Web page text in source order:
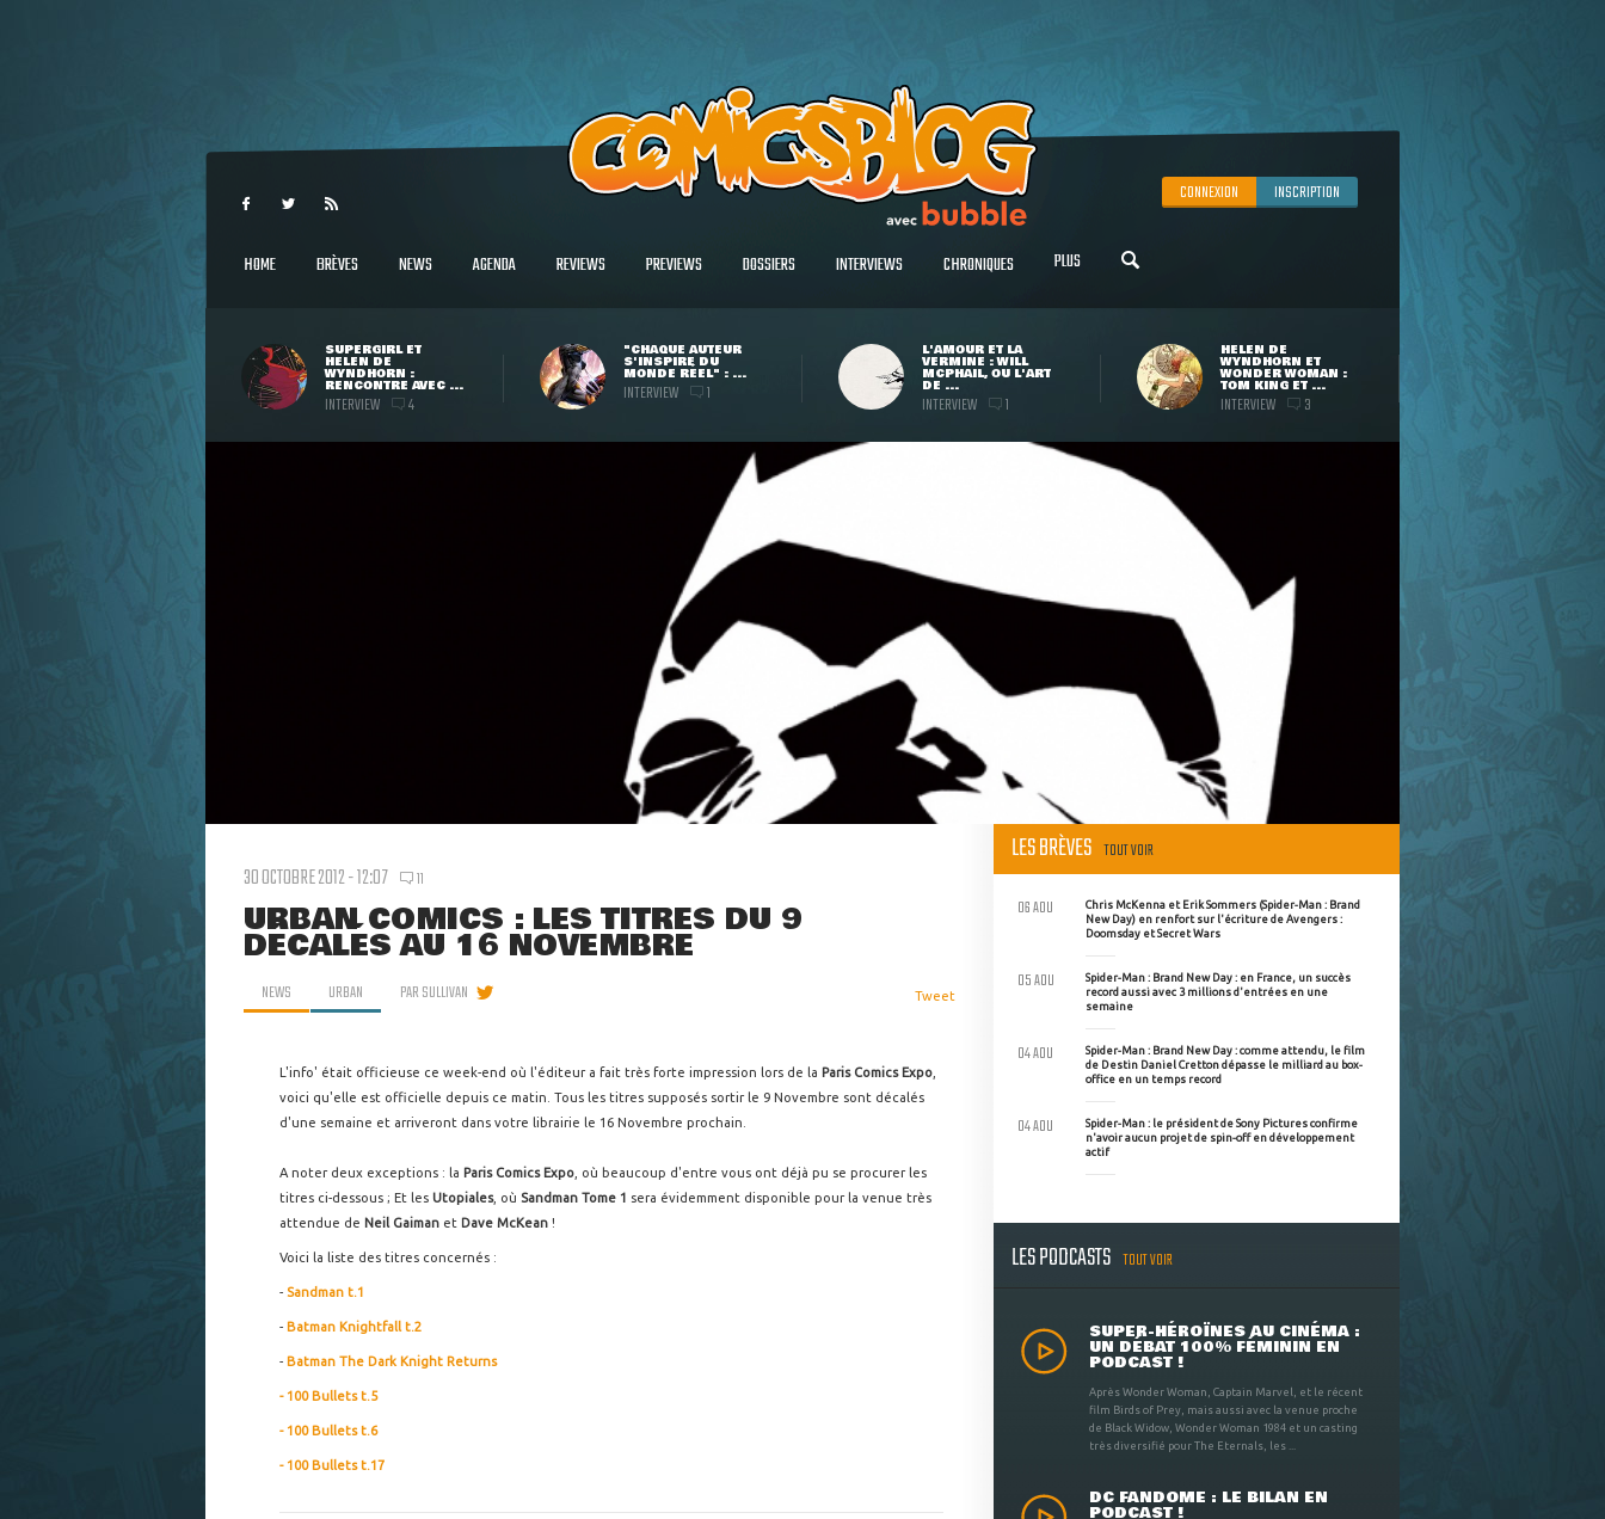
CONNEXION INSCRIPTION
HOME BRÈVES NEWS AGENDA REVIEWS PREVIEWS DOSSIERS INTERVIEWS CHRONIQUES PLUS
SUPERGIRL ET
HELEN DE
WYNDHORN :
RENCONTRE AVEC ...
INTERVIEW 4
"CHAQUE AUTEUR
S'INSPIRE DU
MONDE RÉEL" : ...
INTERVIEW 1
L'AMOUR ET LA
VERMINE : WILL
MCPHAIL, OU L'ART
DE ...
INTERVIEW 1
HELEN DE
WYNDHORN ET
WONDER WOMAN :
TOM KING ET ...
INTERVIEW 3
30 OCTOBRE 2012 - 12:07 11
URBAN COMICS : LES TITRES DU 9
DÉCALÉS AU 16 NOVEMBRE
NEWS URBAN PARSULLIVAN Tweet
L'info' était officieuse ce week-end où l'éditeur a fait très forte impression lors de la Paris Comics Expo
voici qu'elle est officielle depuis ce matin. Tous les titres supposés sortir le 9 Novembre sont décalés
d'une semaine et arriveront dans votre librairie le 16 Novembre prochain.
A noter deux exceptions : la Paris Comics Expo , où beaucoup d'entre vous ont déjà pu se procurer les
titres ci-dessous ; Et les Utopiales, où Sandman Tome 1 sera évidemment disponible pour la venue très
attendue de Neil Gaiman et Dave McKean !
Voici la liste des titres concernés :
- Sandman t.1
- Batman Knightfall t.2
- Batman The Dark Knight Returns
- 100 Bullets t.5
- 100 Bullets t.6
- 100 Bullets t.17
LES BRÈVES TOUT VOIR
Chris McKenna et Erik Sommers (Spider-Man : Brand
New Day) en renfort sur l'écriture de Avengers :
Doomsday et Secret Wars
06 AOU
Spider-Man : Brand New Day : en France, un succès
record aussi avec 3 millions d'entrées en une
semaine
05 AOU
Spider-Man : Brand New Day : comme attendu, le film
de Destin Daniel Cretton dépasse le milliard au box-
office en un temps record
04 AOU
Spider-Man : le président de Sony Pictures confirme
n'avoir aucun projet de spin-off en développement
actif
04 AOU
LES PODCASTS TOUT VOIR
SUPER-HÉROÏNES AU CINÉMA :
UN DÉBAT 100% FÉMININ EN
PODCAST !
Après Wonder Woman, Captain Marvel, et le récent
film Birds of Prey, mais aussi avec la venue proche
de Black Widow, Wonder Woman 1984 et un casting
très diversifié pour The Eternals, les ...
DC FANDOME : LE BILAN EN
PODCAST !